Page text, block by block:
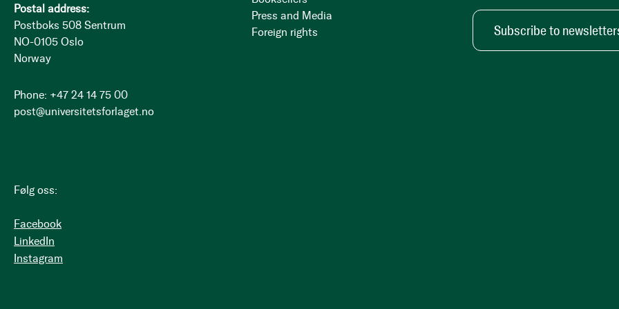
Postal address:
Postboks 508 Sentrum
NO-0105 Oslo
Norway
Phone: +47 24 14 75 00
post@universitetsforlaget.no
Følg oss:
Facebook
LinkedIn
Instagram
Press and Media
Foreign rights
Subscribe to